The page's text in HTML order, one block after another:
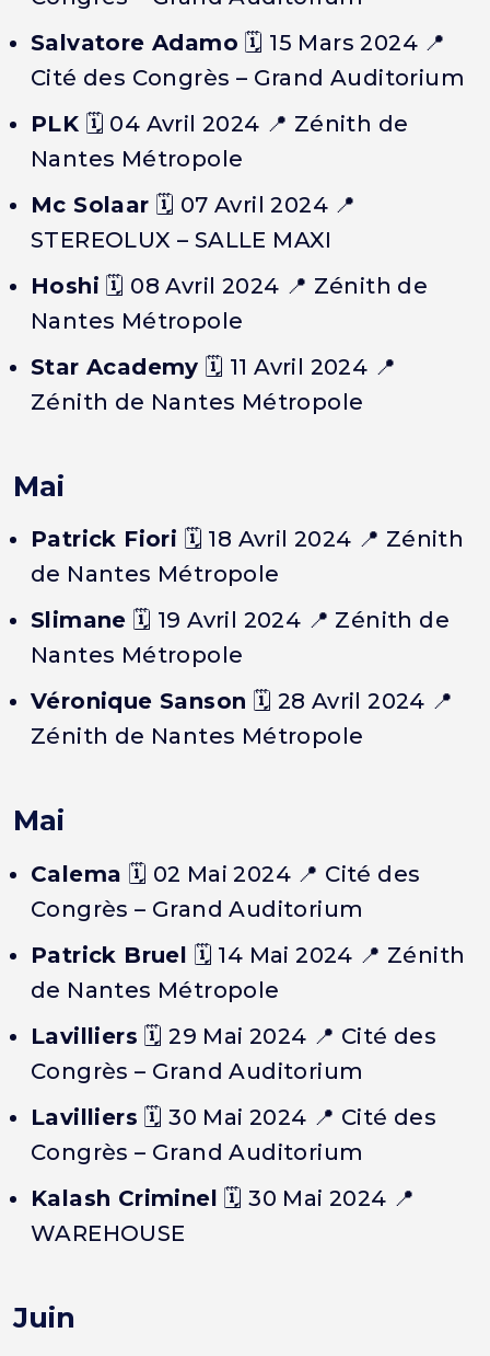
Salvatore Adamo 🗓️ 15 Mars 2024 📍
Cité des Congrès – Grand Auditorium
PLK 🗓️ 04 Avril 2024 📍 Zénith de
Nantes Métropole
Mc Solaar 🗓️ 07 Avril 2024 📍
STEREOLUX – SALLE MAXI
Hoshi 🗓️ 08 Avril 2024 📍 Zénith de
Nantes Métropole
Star Academy 🗓️ 11 Avril 2024 📍
Zénith de Nantes Métropole
Mai
Patrick Fiori 🗓️ 18 Avril 2024 📍 Zénith
de Nantes Métropole
Slimane 🗓️ 19 Avril 2024 📍 Zénith de
Nantes Métropole
Véronique Sanson 🗓️ 28 Avril 2024 📍
Zénith de Nantes Métropole
Mai
Calema 🗓️ 02 Mai 2024 📍 Cité des
Congrès – Grand Auditorium
Patrick Bruel 🗓️ 14 Mai 2024 📍 Zénith
de Nantes Métropole
Lavilliers 🗓️ 29 Mai 2024 📍 Cité des
Congrès – Grand Auditorium
Lavilliers 🗓️ 30 Mai 2024 📍 Cité des
Congrès – Grand Auditorium
Kalash Criminel 🗓️ 30 Mai 2024 📍
WAREHOUSE
Juin